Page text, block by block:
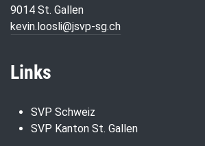
9014 St. Gallen
kevin.loosli@jsvp-sg.ch
Links
SVP Schweiz
SVP Kanton St. Gallen